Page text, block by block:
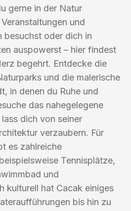
gerne in der Natur
und
besuchst oder dich in
auspowerst – hier findest
begehrt. Entdecke die
und die malerische
in denen du Ruhe und
das nahegelegene
dich von seiner
verzaubern. Für
es zahlreiche
Tennisplätze,
und
kulturell hat Cacak einiges
bis hin zu